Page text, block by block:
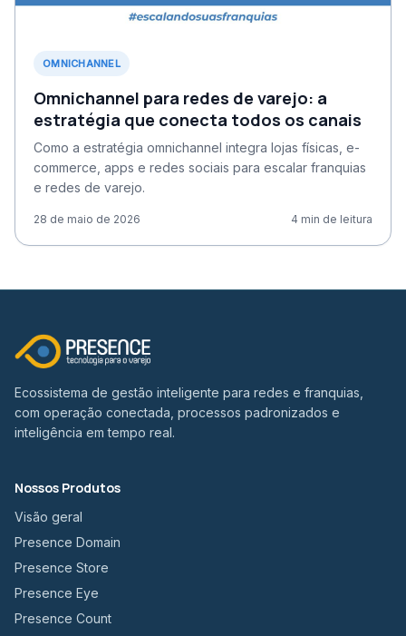
OMNICHANNEL
Omnichannel para redes de varejo: a
estratégia que conecta todos os canais
Como a estratégia omnichannel integra lojas físicas, e-
commerce, apps e redes sociais para escalar franquias
e redes de varejo.
28 de maio de 2026 4 min de leitura
Ecossistema de gestão inteligente para redes e franquias,
com operação conectada, processos padronizados e
inteligência em tempo real.
Nossos Produtos
Visão geral
Presence Domain
Presence Store
Presence Eye
Presence Count